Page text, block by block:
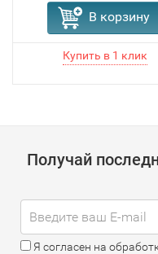
В корзину
Получай
Я согласен на